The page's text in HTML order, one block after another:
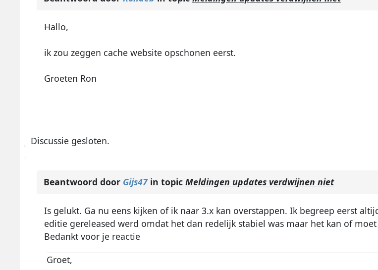
Hallo,
ik zou zeggen cache website opschonen eerst.
Groeten Ron
Discussie gesloten.
Beantwoord door Gijs47in topic Meldingen updates verdwijnen niet
Is gelukt. Ga nu eens kijken of ik naar 3.x kan overstappen. Ik begreep eerst
editie gereleased werd omdat het dan redelijk stabiel was maar het kan of
Bedankt voor je reactie
Groet,